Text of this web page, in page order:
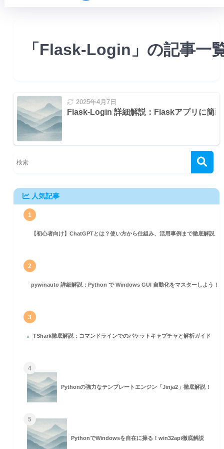
の設定
「Flask-Login」の記事一
2025年4月7日
Flask-Login 詳細解説：Flaskアプリに簡
人気記事
1
【初心者向け】ChatGPTとは？使い方から仕組み、活用事例まで徹底解説
2
pywinauto 詳細解説：Python で Windows GUI 自動化をマスターしよう！
3
TShark徹底解説：コマンドラインでのパケットキャプチャと解析ガイド
4
Pythonの強力なテンプレートエンジン「Jinja2」徹底解説！
5
PythonでWindowsを自在に操る！win32api徹底解説